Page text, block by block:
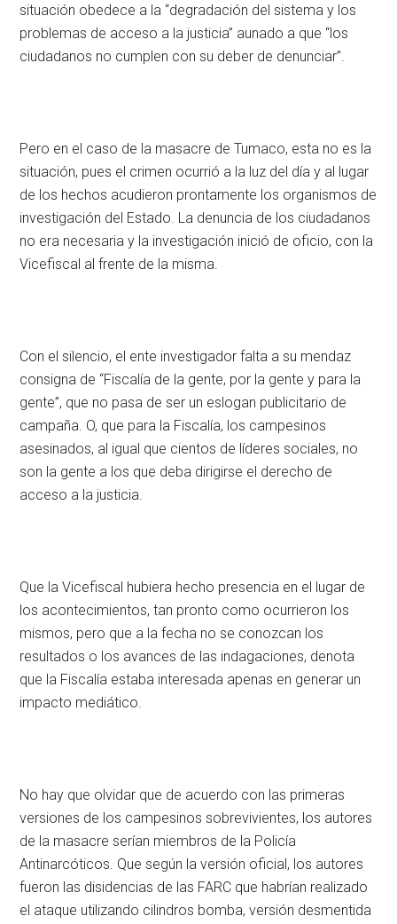
situación obedece a la “degradación del sistema y los
problemas de acceso a la justicia” aunado a que “los
ciudadanos no cumplen con su deber de denunciar”.
Pero en el caso de la masacre de Tumaco, esta no es la
situación, pues el crimen ocurrió a la luz del día y al lugar
de los hechos acudieron prontamente los organismos de
investigación del Estado. La denuncia de los ciudadanos
no era necesaria y la investigación inició de oficio, con la
Vicefiscal al frente de la misma.
Con el silencio, el ente investigador falta a su mendaz
consigna de “Fiscalía de la gente, por la gente y para la
gente”, que no pasa de ser un eslogan publicitario de
campaña. O, que para la Fiscalía, los campesinos
asesinados, al igual que cientos de líderes sociales, no
son la gente a los que deba dirigirse el derecho de
acceso a la justicia.
Que la Vicefiscal hubiera hecho presencia en el lugar de
los acontecimientos, tan pronto como ocurrieron los
mismos, pero que a la fecha no se conozcan los
resultados o los avances de las indagaciones, denota
que la Fiscalía estaba interesada apenas en generar un
impacto mediático.
No hay que olvidar que de acuerdo con las primeras
versiones de los campesinos sobrevivientes, los autores
de la masacre serían miembros de la Policía
Antinarcóticos. Que según la versión oficial, los autores
fueron las disidencias de las FARC que habrían realizado
el ataque utilizando cilindros bomba, versión desmentida